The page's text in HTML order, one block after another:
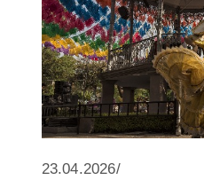
23.04.2026/